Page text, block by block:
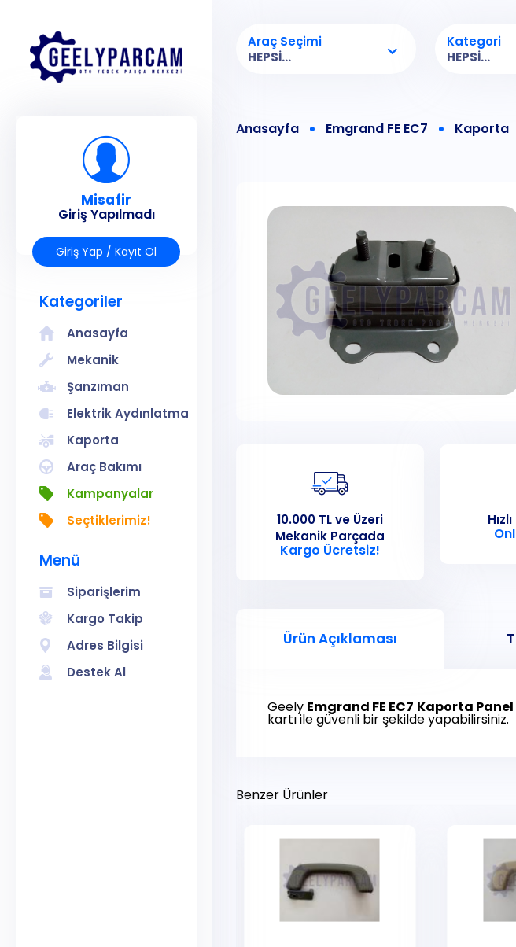
Misafir
Giriş Yapılmadı
Giriş Yap / Kayıt Ol
Kategoriler
Anasayfa
Mekanik
Şanzıman
Elektrik Aydınlatma
Kaporta
Araç Bakımı
Kampanyalar
Seçtiklerimiz!
Menü
Siparişlerim
Kargo Takip
Adres Bilgisi
Destek Al
Araç Seçimi
HEPSI...
Kategori
HEPSI...
Anasayfa Emgrand FE EC7 Kaporta
10.000 TL ve Üzeri
Mekanik Parçada
Kargo Ücretsiz!
Ürün Açıklaması
Geely Emgrand FE EC7 Kaporta Panel
kartı ile güvenli bir şekilde yapabilirsiniz.
Benzer Ürünler